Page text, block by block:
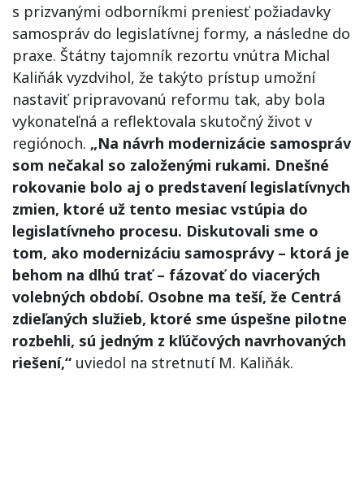
s prizvanými odborníkmi preniesť požiadavky
samospráv do legislatívnej formy, a následne do
praxe. Štátny tajomník rezortu vnútra Michal
Kaliňák vyzdvihol, že takýto prístup umožní
nastaviť pripravovanú reformu tak, aby bola
vykonateľná a reflektovala skutočný život v
regiónoch. „Na návrh modernizácie samospráv
som nečakal so založenými rukami. Dnešné
rokovanie bolo aj o predstavení legislatívnych
zmien, ktoré už tento mesiac vstúpia do
legislatívneho procesu. Diskutovali sme o
tom, ako modernizáciu samosprávy – ktorá je
behom na dlhú trať – fázovať do viacerých
volebných období. Osobne ma teší, že Centrá
zdieľaných služieb, ktoré sme úspešne pilotne
rozbehli, sú jedným z kľúčových navrhovaných
riešení,“ uviedol na stretnutí M. Kaliňák.